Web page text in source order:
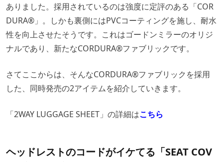
ありました。採用されているのは強度に定評のある「COR
DURA®」。しかも裏側にはPVCコーティングを施し、耐水
性を向上させたそうです。これはゴードンミラーのオリジ
ナルであり、新たなCORDURA®ファブリックです。
さてここからは、そんなCORDURA®ファブリックを採用
した、同時発売の2アイテムを紹介していきます。
「2WAY LUGGAGE SHEET」の詳細はこちら
ヘッドレストのコードがイケてる「SEAT COV